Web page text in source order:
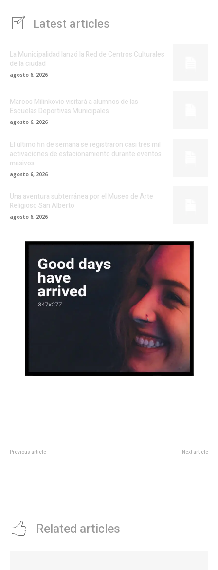
Latest articles
La Municipalidad lanzó la Red de Centros Culturales
de la ciudad
agosto 6, 2026
Marcos Milinkovic visitará a alumnos de las
Escuelas Deportivas Municipales
agosto 6, 2026
El último fin de semana se registraron casi tres mil
activaciones de estacionamiento durante eventos
masivos
agosto 6, 2026
Una aventura subterránea por el Museo de Arte
Religioso San Alberto
agosto 6, 2026
Previous article Next article
Related articles